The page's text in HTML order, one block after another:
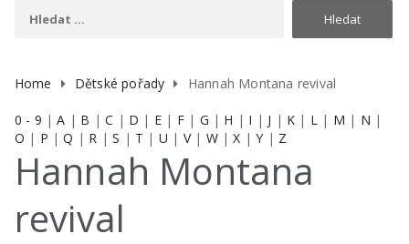
Home Dětské pořady Hannah Montana revival
0 - 9 |A | B |C | D | E | F| G | H | I | J | K | L | M | N |
O | P |Q | R |S | T | U | V| W|X |Y | Z
Hannah Montana
revival